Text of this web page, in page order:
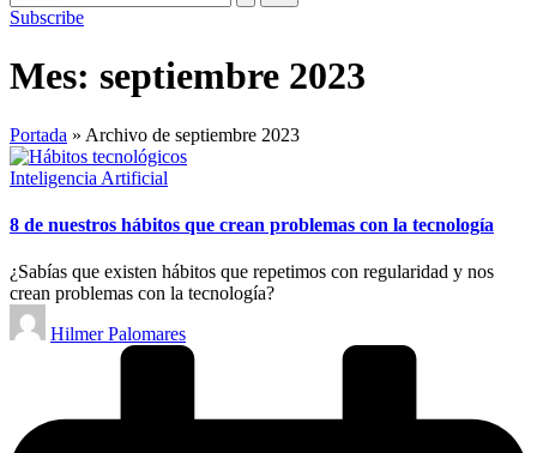
Subscribe
Mes: septiembre 2023
Portada » Archivo de septiembre 2023
Publicado
Inteligencia Artificial
8 de nuestros hábitos que crean problemas con la tecnología
¿Sabías que existen hábitos que repetimos con regularidad y nos
crean problemas con la tecnología?
Publicado
por
Hilmer Palomares